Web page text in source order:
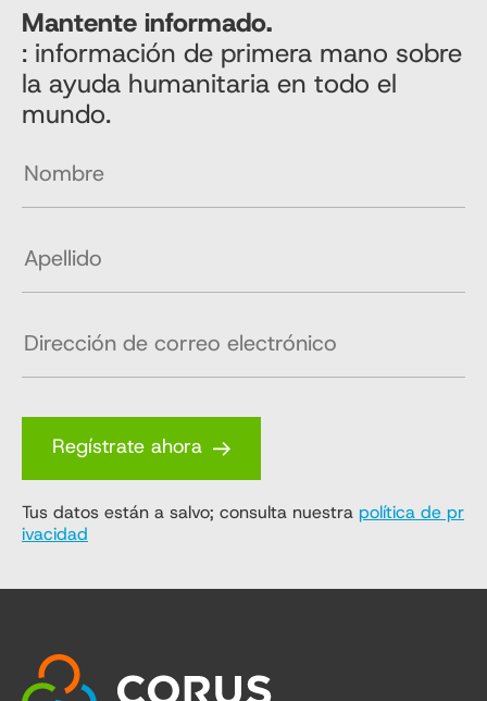
Mantente informado.
: información de primera mano sobre
la ayuda humanitaria en todo el
mundo.
Regístrate ahora
Tus datos están a salvo; consulta nuestra política de pr
ivacidad